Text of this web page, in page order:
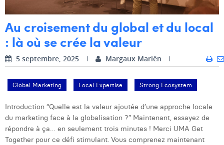
Ninon Chevalier
Olivia Lohest
Pieter Maesmans
Sven Bosschem
Thomas Kurevic
Thomas Riis
Au croisement du global et du local
: là où se crée la valeur
5 septembre, 2025 Margaux Mariën
Global Marketing Local Expertise Strong Ecosystem
Introduction “Quelle est la valeur ajoutée d’une approche locale
du marketing face à la globalisation ?” Maintenant, essayez de
répondre à ça… en seulement trois minutes ! Merci UMA Get
Together pour ce défi stimulant. Vous comprenez maintenant